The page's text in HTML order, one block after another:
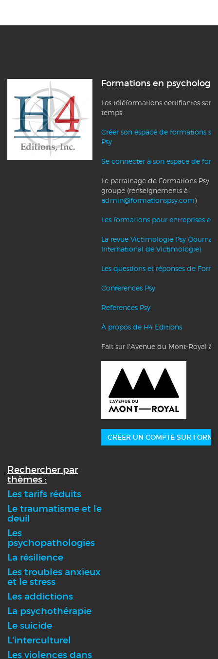
Formations en psychologie
Les téléformations certifiantes
temps
Créer son espace de formations
Psy
Se connecter à son espace de
Le parrainage de Formations Psy
groupe (renseignements à
admin@formationspsy.com)
Les formations pour entreprises et
La revue Victimologie Psy (Journal
International de Victimologie)
Les questions et réponses de
Conferences Psy
References Psy
À propos de H4 Editions
Fait sur l'Avenue du Mont-Royal à
CRÉER UN COMPTE SUR
Rechercher par
thèmes :
Les tarifs réduits
Le traumatisme et le
deuil
Les
psychopathologies
La résilience
Les troubles anxieux
et le stress
Les addictions
La psychothérapie
Le suicide
L'interculturel
Les violences dans